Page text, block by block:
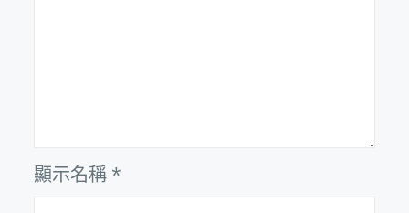
顯示名稱 *